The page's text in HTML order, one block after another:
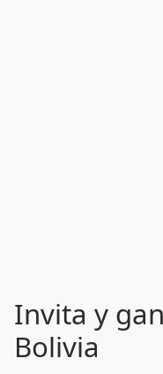
Invita y
Bolivia